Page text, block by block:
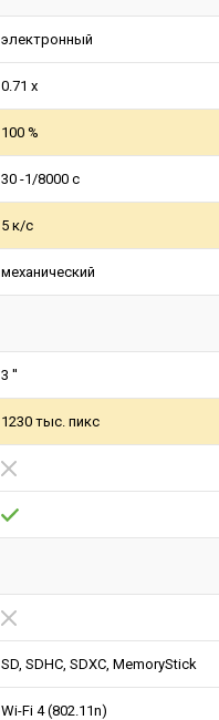
электронный
0.71 x
100 %
30 -1/8000 с
5 к/с
механический
3 ''
1230 тыс. пикс
SD, SDHC, SDXC, MemoryStick
Wi-Fi 4 (802.11n)